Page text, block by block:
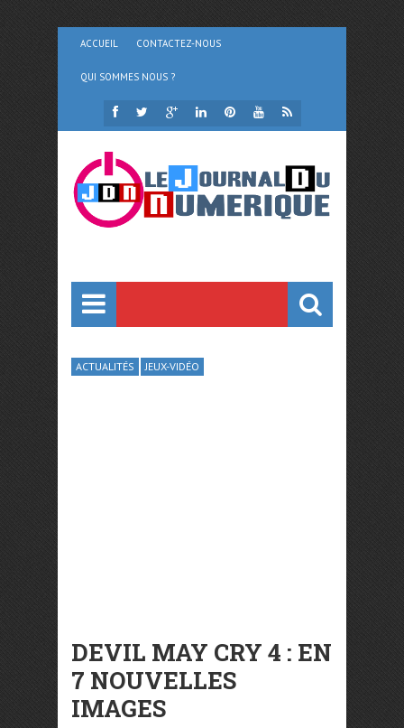
ACCUEIL CONTACTEZ-NOUS
QUI SOMMES NOUS ?
ACTUALITÉS JEUX-VIDÉO
DEVIL MAY CRY 4 : EN
7 NOUVELLES
IMAGES